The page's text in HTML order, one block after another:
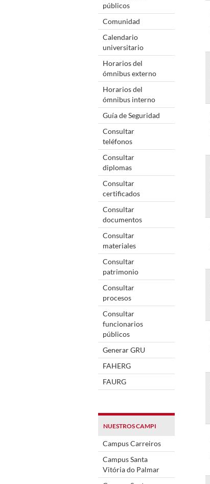
públicos
Comunidad
Calendario
universitario
Horarios del
ómnibus externo
Horarios del
ómnibus interno
Guía de Seguridad
Consultar
teléfonos
Consultar
diplomas
Consultar
certificados
Consultar
documentos
Consultar
materiales
Consultar
patrimonio
Consultar
procesos
Consultar
funcionarios
públicos
Generar GRU
FAHERG
FAURG
NUESTROS CAMPI
Campus Carreiros
Campus Santa
Vitória do Palmar